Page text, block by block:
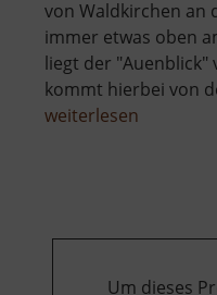
von Waldkirchen an
immer etwas oben
liegt der "Auenblick"
kommt hierbei von
weiterlesen
Um dieses